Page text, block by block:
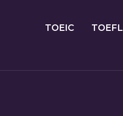
TOEIC TOEFL